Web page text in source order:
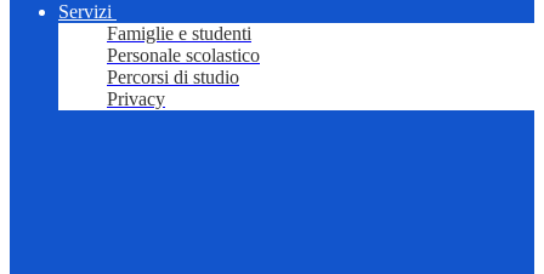
Servizi
Famiglie e studenti
Personale scolastico
Percorsi di studio
Privacy